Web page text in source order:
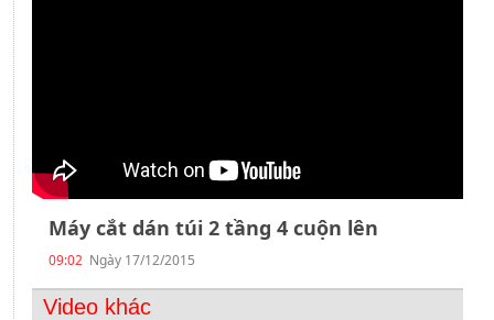
Liên
hệ
Máy cắt dán túi 2 tầng 4 cuộn lên
09:02 Ngày 17/12/2015
Video khác